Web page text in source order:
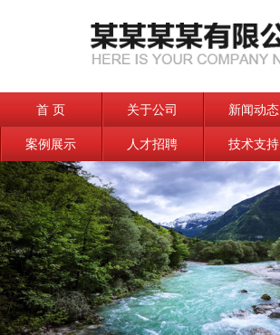
首 页 关于公司 新闻动态
案例展示 人才招聘 技术支持